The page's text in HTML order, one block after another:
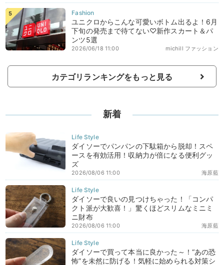
ユニクロからこんな可愛いボトム出るよ！6月
下旬の発売まで待てない♡新作スカート＆パ
ンツ5選
michill ファッション
2026/06/18 11:00
カテゴリランキングをもっと見る
新着
ダイソーでパンパンの下駄箱から脱却！スペ
ースを有効活用！収納力が倍になる便利グッ
ズ
海原藍
2026/08/06 11:00
ダイソーで良いの見つけちゃった！「コンパ
クト派が大歓喜！」驚くほどスリムなミニミ
ニ財布
海原藍
2026/08/06 11:00
ダイソーで買って本当に良かった～！“あの恐
怖”を未然に防げる！気軽に始められる対策シ